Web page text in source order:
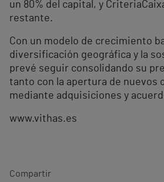
un 80% del capital, y
restante.
Con un modelo de crecimiento
diversificación geográfica y la
prevé seguir consolidando su
tanto con la apertura de nuevos
mediante adquisiciones y
www.vithas.es
Compartir